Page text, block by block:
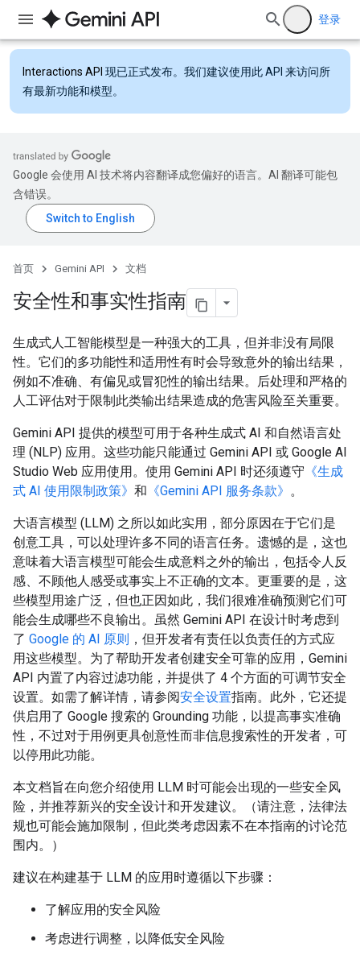
登录
Interactions API 现已正式发布。我们建议使用此 API 来访问所
有最新功能和模型。
Google 会使用 AI 技术将内容翻译成您偏好的语言。AI 翻译可能包
含错误。
首页 Gemini API 文档
安全性和事实性指南
生成式人工智能模型是一种强大的工具，但并非没有局限
性。它们的多功能性和适用性有时会导致意外的输出结果，
例如不准确、有偏见或冒犯性的输出结果。后处理和严格的
人工评估对于限制此类输出结果造成的危害风险至关重要。
Gemini API 提供的模型可用于各种生成式 AI 和自然语言处
理 (NLP) 应用。这些功能只能通过 Gemini API 或 Google AI
Studio Web 应用使用。使用 Gemini API 时还须遵守 《生成
式 AI 使用限制政策》 和 《Gemini API 服务条款》 。
大语言模型 (LLM) 之所以如此实用，部分原因在于它们是
创意工具，可以处理许多不同的语言任务。遗憾的是，这也
意味着大语言模型可能会生成意料之外的输出，包括令人反
感、不顾他人感受或事实上不正确的文本。更重要的是，这
些模型用途广泛，但也正因如此，我们很难准确预测它们可
能会生成哪些不良输出。虽然 Gemini API 在设计时考虑到
了 Google 的 AI 原则 ，但开发者有责任以负责任的方式应
用这些模型。为了帮助开发者创建安全可靠的应用，Gemini
API 内置了内容过滤功能，并提供了 4 个方面的可调节安全
设置。如需了解详情，请参阅安全设置指南。此外，它还提
供启用了 Google 搜索的 Grounding 功能，以提高事实准确
性，不过对于用例更具创意性而非信息搜索性的开发者，可
以停用此功能。
本文档旨在向您介绍使用 LLM 时可能会出现的一些安全风
险，并推荐新兴的安全设计和开发建议。（请注意，法律法
规也可能会施加限制，但此类考虑因素不在本指南的讨论范
围内。）
建议在构建基于 LLM 的应用时遵循以下步骤：
了解应用的安全风险
考虑进行调整，以降低安全风险